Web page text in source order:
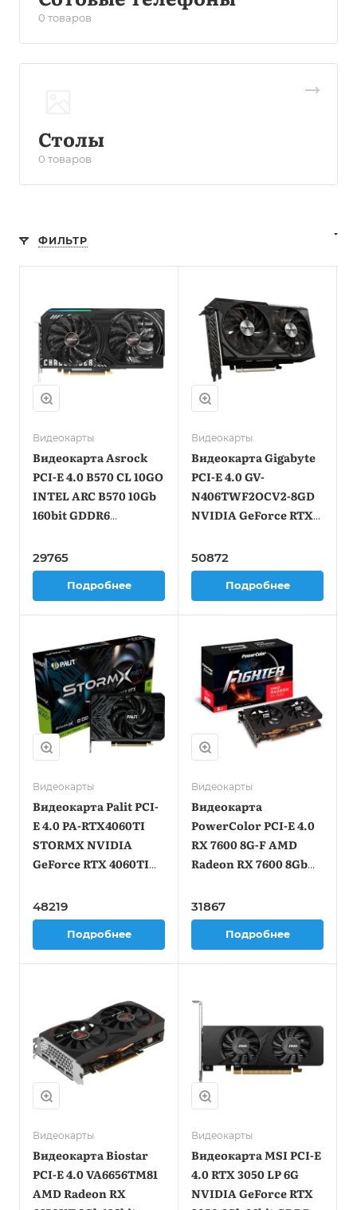
0 товаров
Столы
0 товаров
ФИЛЬТР
Видеокарты
Видеокарта Asrock
PCI-E 4.0 B570 CL 10GO
INTEL ARC B570 10Gb
160bit GDDR6
DPx3 HDCP Ret
29765
Подробнее
Видеокарты
Видеокарта Gigabyte
PCI-E 4.0 GV-
N406TWF2OCV2-8GD
NVIDIA GeForce RTX
GDDR6 2550/18000
HDMIx1 DPx3 HDCP
50872
Подробнее
Видеокарты
Видеокарта Palit PCI-
E 4.0 PA-RTX4060TI
STORMX NVIDIA
GeForce RTX 4060TI
2310/18000 HDMIx1
DPx3 HDCP Ret
48219
Подробнее
Видеокарты
Видеокарта
PowerColor PCI-E 4.0
RX 7600 8G-F AMD
Radeon RX 7600 8Gb
2250/18000 HDMIx1
DPx3 HDCP Ret
31867
Подробнее
Видеокарты
Видеокарта Biostar
PCI-E 4.0 VA6656TM81
AMD Radeon RX
Видеокарты
Видеокарта MSI PCI-E
4.0 RTX 3050 LP 6G
NVIDIA GeForce RTX